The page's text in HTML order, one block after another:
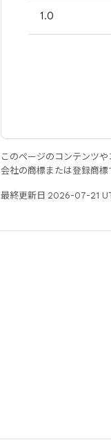
1.0
このページのコンテンツや
会社の商標または登録商標
最終更新日 2026-07-21